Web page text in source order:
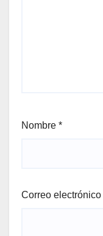
Nombre *
Correo electrónico